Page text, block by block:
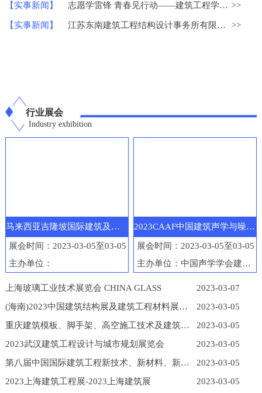
【实事新闻】 志愿学雷锋 青春见行动——建筑工程学院学雷锋志愿服务系列活动 >>
【实事新闻】 江苏东南建筑工程结构设计事务所有限公司荣获中国勘察设计协会 >>
行业展会
Industry exhibition
马来西亚吉隆坡国际建筑及工程机械展览会
展会时间：2023-03-05至03-05
主办单位：
2023CAAF中国建筑声学与噪声控制产业博览会
展会时间：2023-03-05至03-05
主办单位：中国声学学会建筑声学分会
上海玻璃工业技术展览会 CHINA GLASS
2023-03-07
(海南)2023中国建筑结构展及建筑工程材料展览会
2023-03-05
重庆建筑模板、脚手架、高空施工技术及建筑工程机械展
2023-03-05
2023武汉建筑工程设计与城市规划展览会
2023-03-05
第八届中国国际建筑工程新技术、新材料、新工艺及新装备博览会
2023-03-05
2023上海建筑工程展-2023上海建筑展
2023-03-05